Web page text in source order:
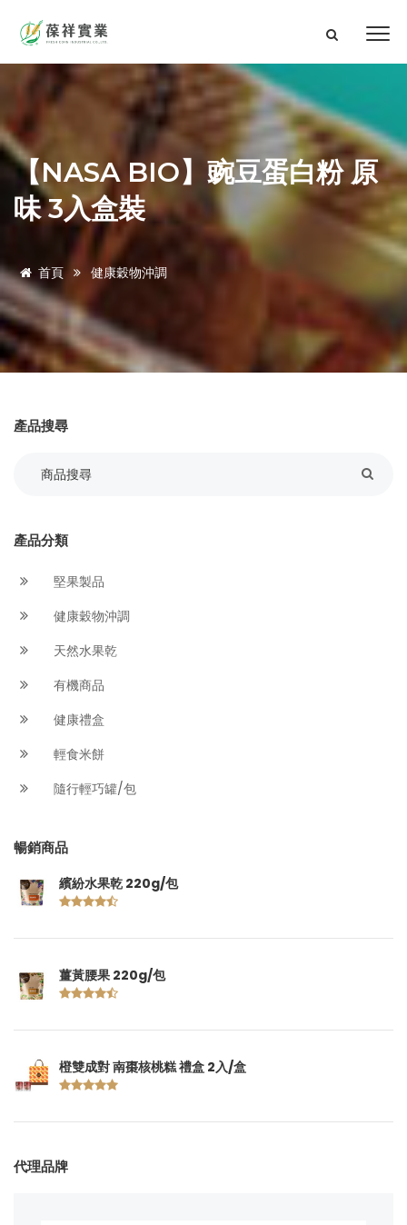
【NASA BIO】豌豆蛋白粉 原
味 3入盒裝
首頁 健康穀物沖調
產品搜尋
產品分類
堅果製品
健康穀物沖調
天然水果乾
有機商品
健康禮盒
輕食米餅
隨行輕巧罐/包
暢銷商品
繽紛水果乾 220g/包
薑黃腰果 220g/包
橙雙成對 南棗核桃糕 禮盒 2入/盒
代理品牌